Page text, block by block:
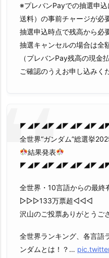
※プレバンPayでの抽選申
送料）の事前チャージが必
抽選申込時点で残高から必
抽選キャンセルの場合は全
（プレバンPay残高の現金
ご確認のうえお申し込みく
全世界“ガンダム”総選挙
結果発表
全世界・10言語からの最終
▷▷▷133万票超◁◁◁
沢山のご投票ありがとうご
全世界ランキング、各言語
ンダムとは！？…